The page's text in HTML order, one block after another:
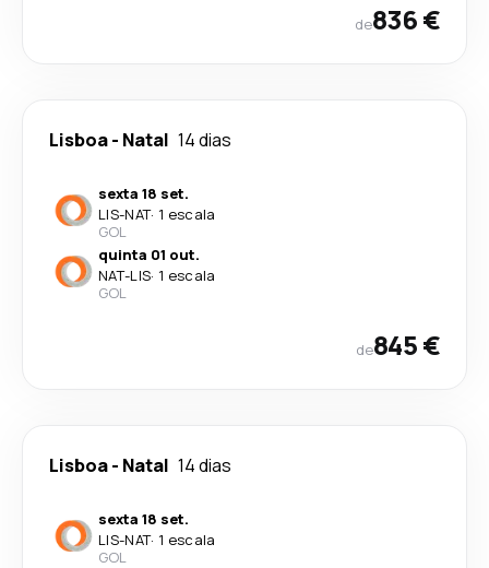
de836 €
Lisboa- Natal 14 dias
sexta 18 set.
LIS-NAT· 1 escala
GOL
quinta 01 out.
NAT-LIS· 1 escala
GOL
de845 €
Lisboa- Natal 14 dias
sexta 18 set.
LIS-NAT· 1 escala
GOL